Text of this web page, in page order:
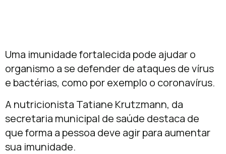
Uma imunidade fortalecida pode ajudar o
organismo a se defender de ataques de vírus
e bactérias, como por exemplo o coronavírus.
A nutricionista Tatiane Krutzmann, da
secretaria municipal de saúde destaca de
que forma a pessoa deve agir para aumentar
sua imunidade.